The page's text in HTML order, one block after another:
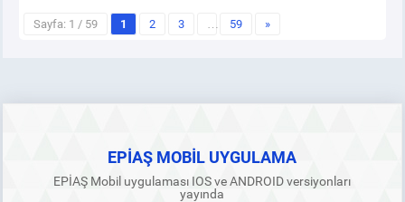
Sayfa: 1 / 59 1 2 3 … 59 »
EPİAŞ MOBİL UYGULAMA
EPİAŞ Mobil uygulaması IOS ve ANDROID versiyonları
yayında